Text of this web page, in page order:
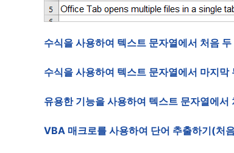
수식을 사용하여 텍스트 문자열에서 처음
수식을 사용하여 텍스트 문자열에서 마지막
유용한 기능을 사용하여 텍스트 문자열에서
VBA 매크로를 사용하여 단어 추출하기(처